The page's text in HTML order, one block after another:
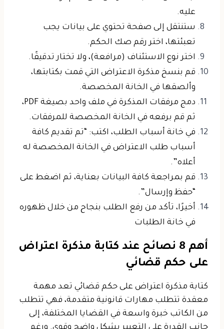
عليه.
ستنتقل إلى صفحة تحتوي على بيانات يجب
تعبئتها، اختر رقم صك الحكم.
اختر نوع الاستئناف (مرافعة)، ولا تختار تدقيقًا.
قم بنسخ مذكرة الاعتراض التي قمت بكتابتها،
وألصقها في الخانة المخصصة.
دمج مرفقات المذكرة في ملف واحد بصيغة PDF،
ثم قم برفعه في الخانة المخصصة للمرفقات.
في خانة أسباب الطلب، اكتب: “تم تقديم كافة
أسباب طلب الاعتراض في الخانة المخصصة له
أعلاه”.
قم بمراجعة كافة البيانات بعناية، ثم اضغط على
“حفظ وإرسال”.
أخيرًا، تأكد من رفع الطلب بنجاح من خلال ظهوره
في خانة الطلبات
أهم 8 نصائح عند كتابة مذكرة اعتراض
على حكم قضائي
كتابة مذكرة اعتراض على حكم قضائي تعد مهمة
معقدة تتطلب مهارات قانونية متقدمة، فهي تتطلب
من الكاتب خبرة واسعة في القضايا المختلفة، إلى